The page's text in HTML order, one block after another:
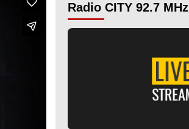
Radio CITY 92.7 MHz